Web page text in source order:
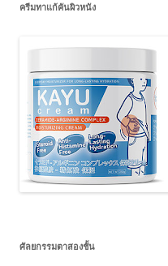
ครีมทาแก้คันผิวหนัง
ศัลยกรรมตาสองชั้น